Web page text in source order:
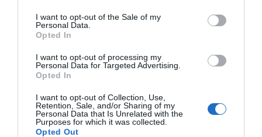
I want to opt-out of the Sale of my
Personal Data.
Opted In
I want to opt-out of processing my
Personal Data for Targeted Advertising.
Opted In
I want to opt-out of Collection, Use,
Retention, Sale, and/or Sharing of my
Personal Data that Is Unrelated with the
Purposes for which it was collected.
Opted Out
aislamiento y dependencia emocional. En la
contraportada del libro se define como un profesional
"crítico con la aceptación 'per se' de una sociedad
patológica y patologizante" y defiende que